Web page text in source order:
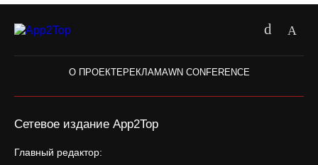
О ПРОЕКТЕРЕКЛАМАWN CONFERENCE
Сетевое издание App2Top
Главный редактор: